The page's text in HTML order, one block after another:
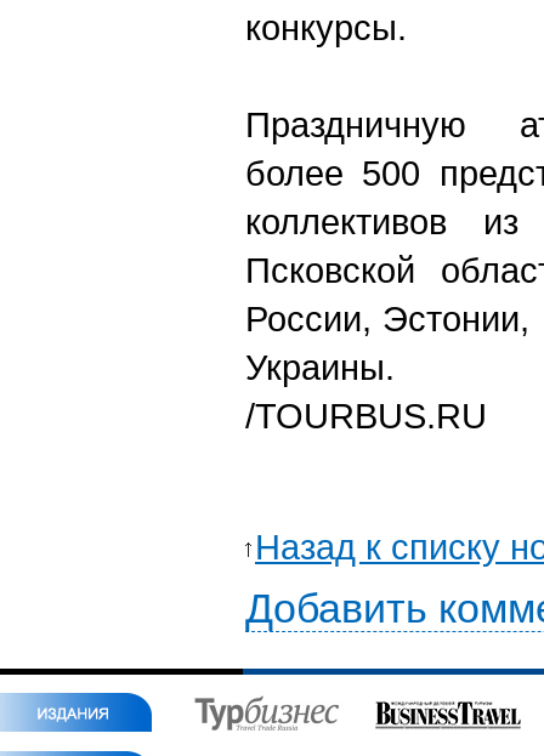
конкурсы.
Праздничную
более 500
коллективов
Псковской
России,
Украины.
/TOURBUS.RU
Назад к списку
Добавить